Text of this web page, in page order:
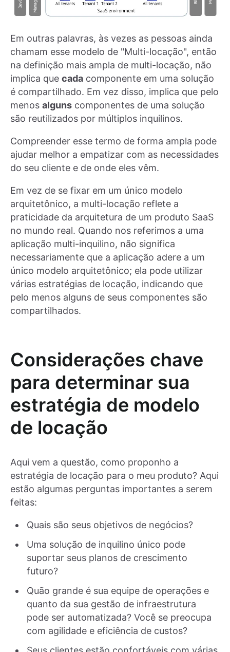
Em outras palavras, às vezes as pessoas ainda
chamam esse modelo de "Multi-locação", então
na definição mais ampla de multi-locação, não
implica que cada componente em uma solução
é compartilhado. Em vez disso, implica que pelo
menos alguns componentes de uma solução
são reutilizados por múltiplos inquilinos.
Compreender esse termo de forma ampla pode
ajudar melhor a empatizar com as necessidades
do seu cliente e de onde eles vêm.
Em vez de se fixar em um único modelo
arquitetônico, a multi-locação reflete a
praticidade da arquitetura de um produto SaaS
no mundo real. Quando nos referimos a uma
aplicação multi-inquilino, não significa
necessariamente que a aplicação adere a um
único modelo arquitetônico; ela pode utilizar
várias estratégias de locação, indicando que
pelo menos alguns de seus componentes são
compartilhados.
Considerações chave
para determinar sua
estratégia de modelo
de locação
Aqui vem a questão, como proponho a
estratégia de locação para o meu produto? Aqui
estão algumas perguntas importantes a serem
feitas:
Quais são seus objetivos de negócios?
Uma solução de inquilino único pode
suportar seus planos de crescimento
futuro?
Quão grande é sua equipe de operações e
quanto da sua gestão de infraestrutura
pode ser automatizada? Você se preocupa
com agilidade e eficiência de custos?